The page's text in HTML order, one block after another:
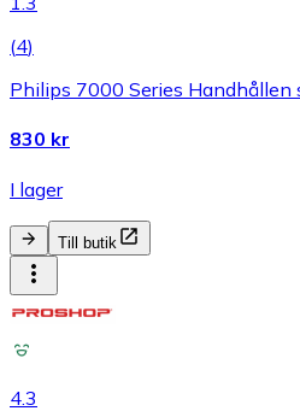
(4)
Philips 7000 Series
830 kr
I lager
Till butik
4.3